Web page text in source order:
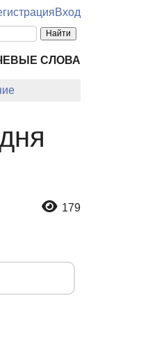
Вход
СЛОВА
179